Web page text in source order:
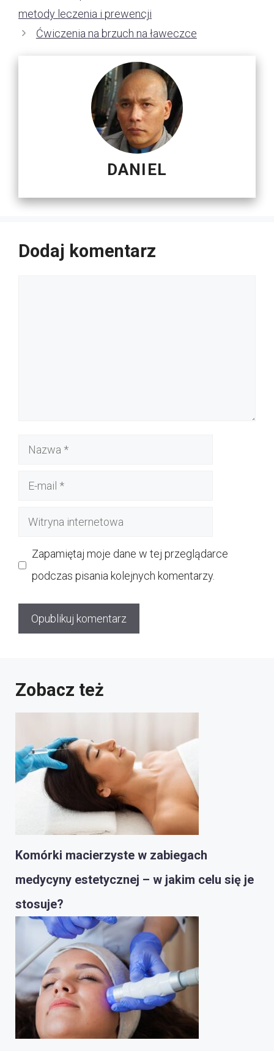
metody leczenia i prewencji
Ćwiczenia na brzuch na ławeczce
DANIEL
Dodaj komentarz
Nazwa
Witryna
Zapamiętaj moje dane w tej przeglądarce
podczas pisania kolejnych komentarzy.
Zobacz też
Komórki macierzyste w zabiegach
medycyny estetycznej – w jakim celu się je
stosuje?